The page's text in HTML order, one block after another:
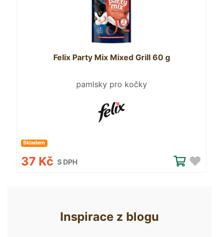
Felix Party Mix Mixed Grill 60 g
pamlsky pro kočky
Skladem
37 Kč S DPH
Inspirace z blogu